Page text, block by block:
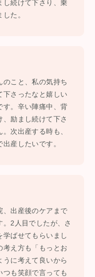
し続けて下さり、乗
た。
のこと、私の気持ち
下さったなと嬉しい
す。辛い陣痛中、背
励まし続けて下さ
次出産する時も、
産したいです。
、出産後のケアまで
2人目でしたが、さ
学ばせてもらいまし
考え方も「もっとお
うに考えて良いから
つも笑顔で言っても